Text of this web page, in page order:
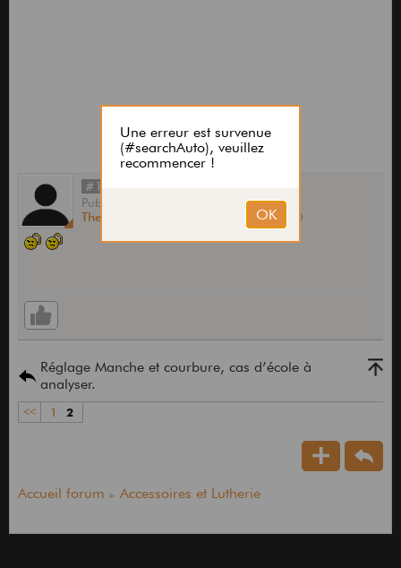
#16
Publié
TheSoulsRemain
27 Août 2025,10:30
Réglage Manche et courbure, cas d’école à
analyser.
<< 1 2
Accueil forum Accessoires et Lutherie